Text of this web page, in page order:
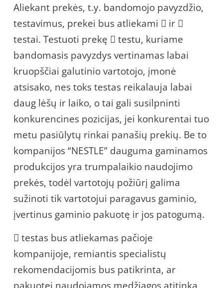
Aliekant prekės, t.y. bandomojo pavyzdžio,
testavimus, prekei bus atliekami  ir 
testai. Testuoti prekę  testu, kuriame
bandomasis pavyzdys vertinamas labai
kruopščiai galutinio vartotojo, įmonė
atsisako, nes toks testas reikalauja labai
daug lėšų ir laiko, o tai gali susilpninti
konkurencines pozicijas, jei konkurentai tuo
metu pasiūlytų rinkai panašių prekių. Be to
kompanijos “NESTLE” dauguma gaminamos
produkcijos yra trumpalaikio naudojimo
prekės, todėl vartotojų požiūrį galima
sužinoti tik vartotojui paragavus gaminio,
įvertinus gaminio pakuotę ir jos patogumą.
 testas bus atliekamas pačioje
kompanijoje, remiantis specialistų
rekomendacijomis bus patikrinta, ar